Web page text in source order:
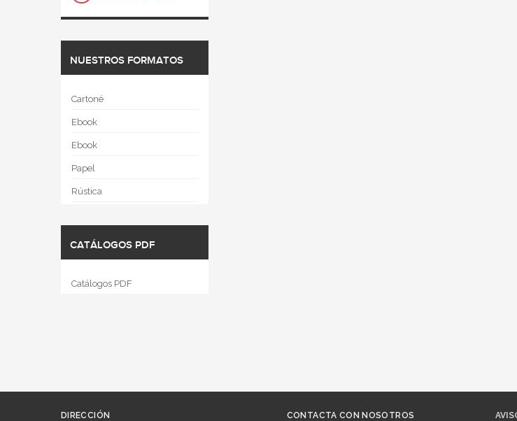
NUESTROS FORMATOS
Cartoné
Ebook
Ebook
Papel
Rústica
CATÁLOGOS PDF
Catálogos PDF
DIRECCIÓN
CONTACTA CON NOSOTROS